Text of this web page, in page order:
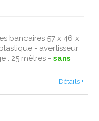
bancaires 57 x 46 x
- avertisseur
: 25 mètres - sans
Détails +